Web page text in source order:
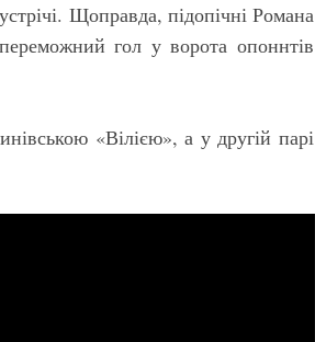
Щоправда, підопічні Романа
гол у ворота опоннтів
«Вілією», а у другій парі